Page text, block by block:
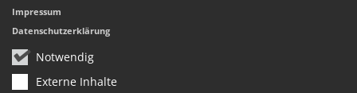
Notwendig
Externe Inhalte
Impressum
Datenschutzerklärung